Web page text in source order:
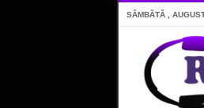
SÂMBĂTĂ ,